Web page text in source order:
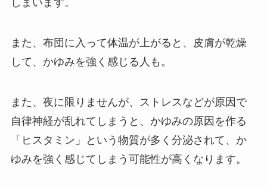
しまいます。
また、布団に入って体温が上がると、皮膚が乾燥
して、かゆみを強く感じる人も。
また、夜に限りませんが、ストレスなどが原因で
自律神経が乱れてしまうと、かゆみの原因を作る
「ヒスタミン」という物質が多く分泌されて、か
ゆみを強く感じてしまう可能性が高くなります。